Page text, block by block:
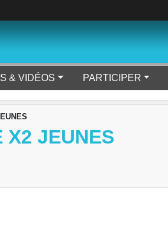
& VIDÉOS PARTICIPER
X2 JEUNES